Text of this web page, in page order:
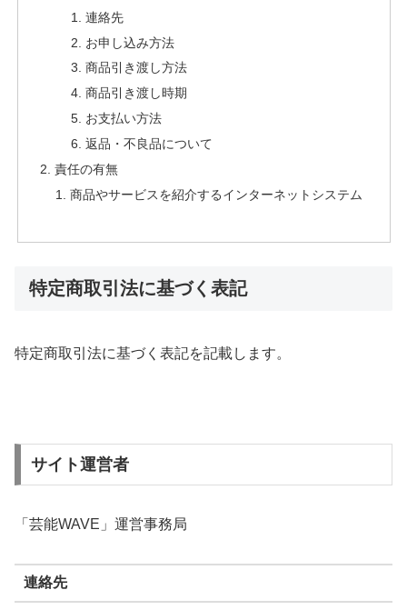
連絡先
お申し込み方法
商品引き渡し方法
商品引き渡し時期
お支払い方法
返品・不良品について
責任の有無
商品やサービスを紹介するインターネットシステム
特定商取引法に基づく表記
特定商取引法に基づく表記を記載します。
サイト運営者
「芸能WAVE」運営事務局
連絡先